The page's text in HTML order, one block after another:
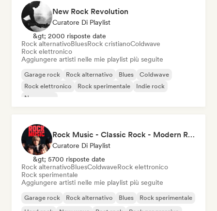
New Rock Revolution
Curatore Di Playlist
&gt; 2000 risposte date
Rock alternativoBluesRock cristianoColdwave
Rock elettronico
Aggiungere artisti nelle mie playlist più seguite
Garage rock Rock alternativo Blues
Coldwave
Rock elettronico
Rock sperimentale
Indie rock
New wave
Rock Music - Classic Rock - Modern Rock
Curatore Di Playlist
&gt; 5700 risposte date
Rock alternativoBluesColdwaveRock elettronico
Rock sperimentale
Aggiungere artisti nelle mie playlist più seguite
Garage rock Rock alternativo Blues
Rock sperimentale